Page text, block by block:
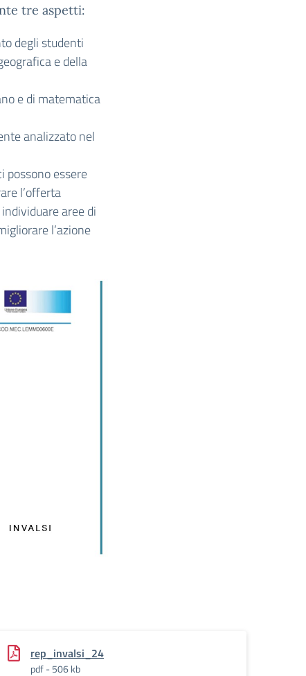
tre aspetti:
degli studenti
e della
e di matematica
analizzato nel
possono essere
l’offerta
aree di
l’azione
rep_invalsi_24
pdf - 506 kb